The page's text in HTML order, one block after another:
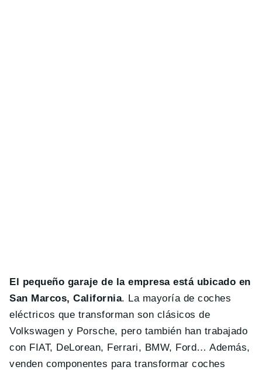
El pequeño garaje de la empresa está ubicado en
San Marcos, California. La mayoría de coches
eléctricos que transforman son clásicos de
Volkswagen y Porsche, pero también han trabajado
con FIAT, DeLorean, Ferrari, BMW, Ford… Además,
venden componentes para transformar coches